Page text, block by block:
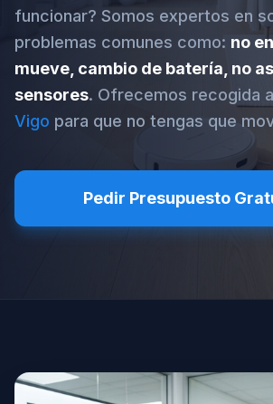
funcionar? Somos expertos en
problemas comunes como: no
mueve, cambio de batería, no
sensores. Ofrecemos recogida
Vigo para que no tengas que
Pedir Presupuesto